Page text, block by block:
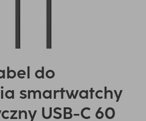
do
smartwatchy
USB-C 60